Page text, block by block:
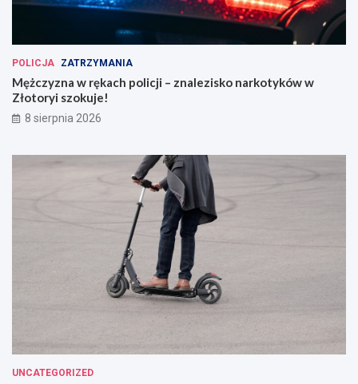
POLICJA ZATRZYMANIA
Mężczyzna w rękach policji – znalezisko narkotyków w
Złotoryi szokuje!
8 sierpnia 2026
UNCATEGORIZED